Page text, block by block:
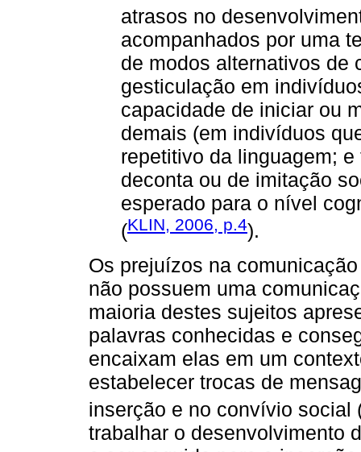
atrasos no
acompanhados por uma
de modos alternativos de
gesticulação em
capacidade de iniciar ou
demais (em indivíduos
repetitivo da linguagem;
deconta ou de imitação
esperado para o nível
(KLIN, 2006, p.4).
Os prejuízos na
não possuem uma
maioria destes sujeitos
palavras conhecidas e
encaixam elas em um
estabelecer trocas de
inserção e no convívio social
trabalhar o desenvolvimento